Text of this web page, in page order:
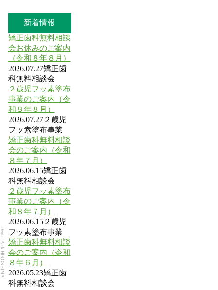
Dental Park HIROSHIMA
新着情報
矯正歯科無料相談
会お休みのご案内
（令和８年８月）
2026.07.27矯正歯
科無料相談会
２歳児フッ素塗布
事業のご案内（令
和８年８月）
2026.07.27２歳児
フッ素塗布事業
矯正歯科無料相談
会のご案内（令和
８年７月）
2026.06.15矯正歯
科無料相談会
２歳児フッ素塗布
事業のご案内（令
和８年７月）
2026.06.15２歳児
フッ素塗布事業
矯正歯科無料相談
会のご案内（令和
８年６月）
2026.05.23矯正歯
科無料相談会